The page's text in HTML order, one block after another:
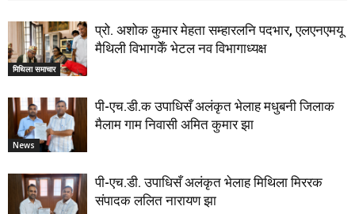
मिथिला समाचार
प्रो. अशोक कुमार मेहता सम्हारलनि पदभार, एलएनएमयू
मैथिली विभागकेँ भेटल नव विभागाध्यक्ष
News
पी-एच.डी.क उपाधिसँ अलंकृत भेलाह मधुबनी जिलाक
मैलाम गाम निवासी अमित कुमार झा
पी-एच.डी. उपाधिसँ अलंकृत भेलाह मिथिला मिररक
संपादक ललित नारायण झा